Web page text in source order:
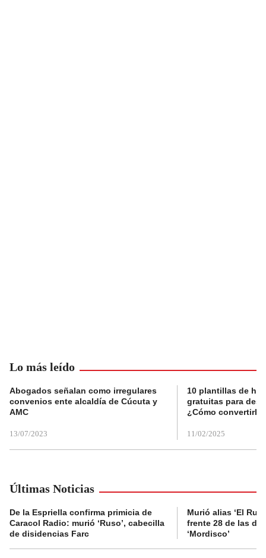
Lo más leído
Abogados señalan como irregulares
convenios ente alcaldía de Cúcuta y
AMC
13/07/2023
10 plantillas de
gratuitas para
¿Cómo convertirla
11/02/2025
Últimas Noticias
De la Espriella confirma primicia de
Caracol Radio: murió ‘Ruso’, cabecilla
de disidencias Farc
Murió alias ‘El
frente 28 de las
‘Mordisco’